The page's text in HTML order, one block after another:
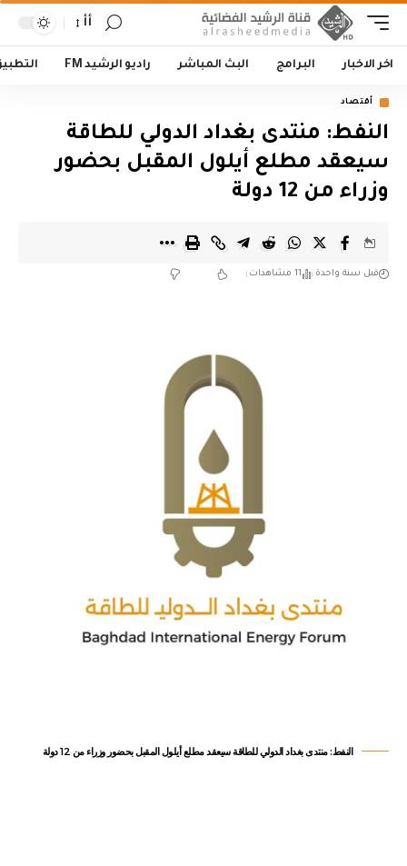
أأ
اخر الاخبار البرامج البث المباشر راديو الرشيد FM
أقتصاد
النفط: منتدى بغداد الدولي للطاقة
سيعقد مطلع أيلول المقبل بحضور
وزراء من 12 دولة
قبل سنة واحدة 11 مشاهدات
النفط: منتدى بغداد الدولي للطاقة سيعقد مطلع أيلول المقبل بحضور وزراء من 12 دولة